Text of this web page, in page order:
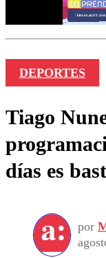
DEPORTES
Tiago
días es
por